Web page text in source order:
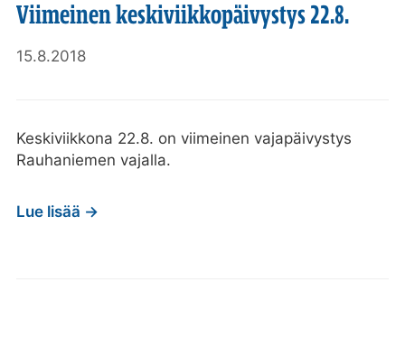
Viimeinen keskiviikkopäivystys 22.8.
15.8.2018
Keskiviikkona 22.8. on viimeinen vajapäivystys
Rauhaniemen vajalla.
Lue lisää →